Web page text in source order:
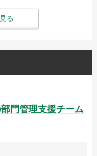
る
門管理支援チーム